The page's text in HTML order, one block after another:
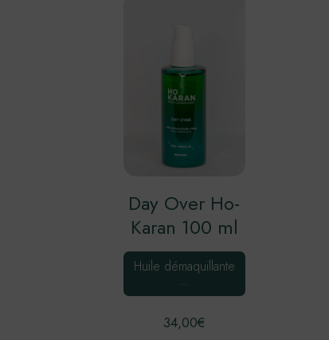
Day Over Ho-
Karan 100 ml
Huile démaquillante
…
34,00€